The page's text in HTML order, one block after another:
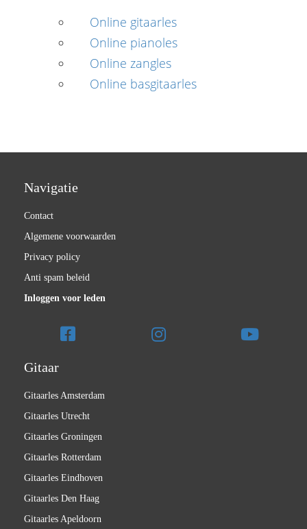
Online gitaarles
Online pianoles
Online zangles
Online basgitaarles
Navigatie
Contact
Algemene voorwaarden
Privacy policy
Anti spam beleid
Inloggen voor leden
Gitaar
Gitaarles Amsterdam
Gitaarles Utrecht
Gitaarles Groningen
Gitaarles Rotterdam
Gitaarles Eindhoven
Gitaarles Den Haag
Gitaarles Apeldoorn